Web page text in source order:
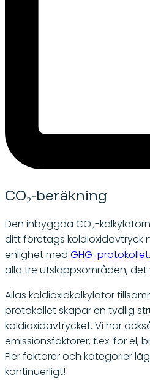
CO₂-beräkning
Den inbyggda CO₂-
ditt företags koldioxidavtryck
enlighet med GHG-protokollet
alla tre utsläppsområden, det
Ailas koldioxidkalkylator
protokollet skapar en tydlig
koldioxidavtrycket. Vi har
emissionsfaktorer, t.ex. för el,
Fler faktorer och kategorier
kontinuerligt!